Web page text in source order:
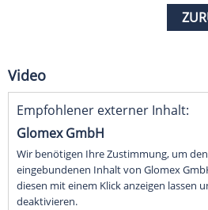
Video
Empfohlener externer Inhalt:
Glomex GmbH
Wir benötigen Ihre Zustimmung, um
eingebundenen Inhalt von Glomex
diesen mit einem Klick anzeigen lassen
deaktivieren.